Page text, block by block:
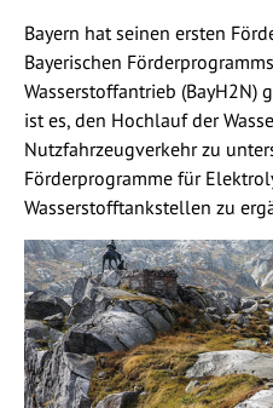
Bayern hat seinen ersten
Bayerischen
Wasserstoffantrieb (BayH2N)
ist es, den Hochlauf der
Nutzfahrzeugverkehr zu
Förderprogramme für
Wasserstofftankstellen zu